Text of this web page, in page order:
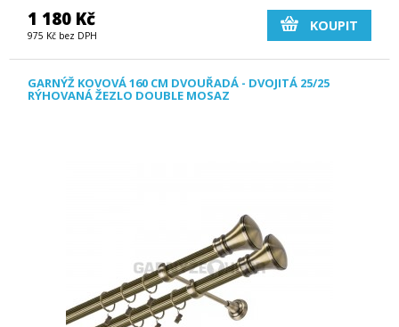
1 180 Kč
975 Kč bez DPH
KOUPIT
GARNÝŽ KOVOVÁ 160 CM DVOUŘADÁ - DVOJITÁ 25/25
RÝHOVANÁ ŽEZLO DOUBLE MOSAZ